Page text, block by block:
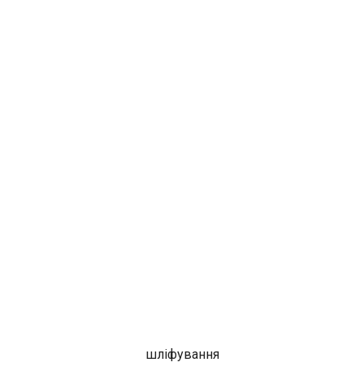
шліфування